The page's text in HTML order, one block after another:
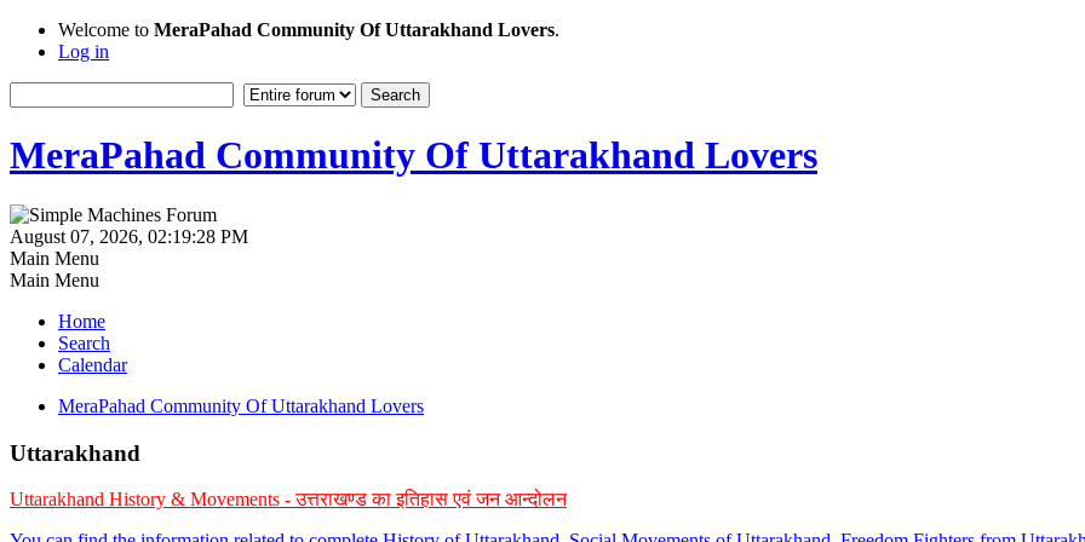
Welcome to MeraPahad Community Of Uttarakhand Lovers.
Log in
MeraPahad Community Of Uttarakhand Lovers
August 07, 2026, 02:19:28 PM
Main Menu
Main Menu
Home
Search
Calendar
MeraPahad Community Of Uttarakhand Lovers
Uttarakhand
Uttarakhand History & Movements - उत्तराखण्ड का इतिहास एवं जन आन्दोलन